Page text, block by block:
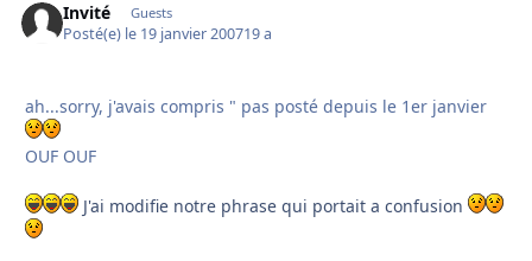
Invité Guests
Posté(e) le 19 janvier 200719 a
ah...sorry, j'avais compris " pas posté depuis le 1er janvier
OUF OUF
J'ai modifie notre phrase qui portait a confusion